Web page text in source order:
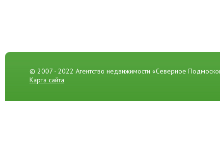
© 2007 - 2022 Агентство недвижимости «Северное
Карта сайта